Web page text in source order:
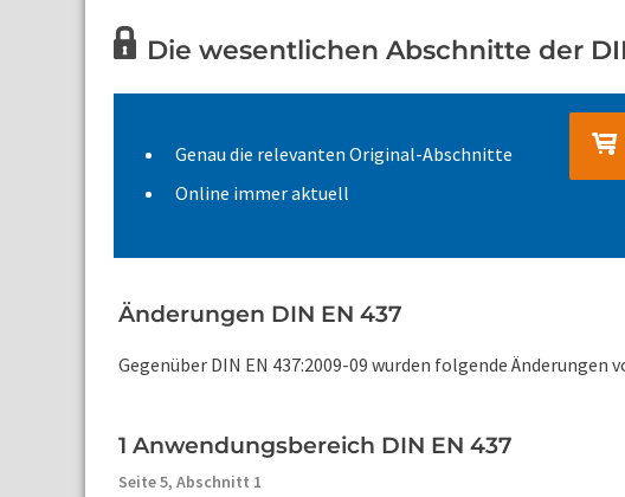
Die wesentlichen Abschnitte der
Genau die relevanten Original-Abschnitte
Online immer aktuell
Änderungen DIN EN 437
Gegenüber DIN EN 437:2009-09 wurden folgende
1 Anwendungsbereich DIN EN 437
Seite 5, Abschnitt 1